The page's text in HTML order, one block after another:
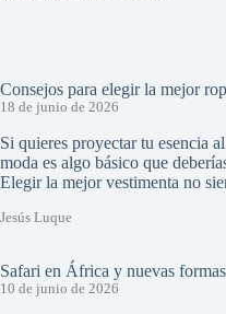
Consejos para elegir la mejor
18 de junio de 2026
Si quieres proyectar tu esencia
moda es algo básico que
Elegir la mejor vestimenta no
Jesús Luque
Safari en África y nuevas
10 de junio de 2026